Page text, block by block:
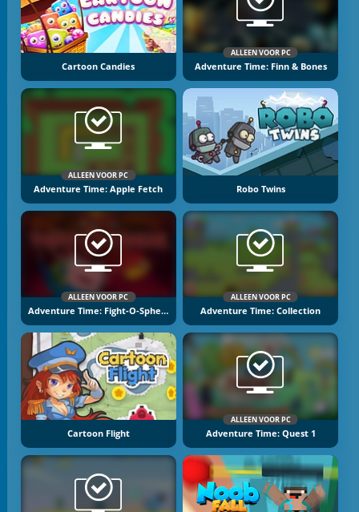
Cartoon Candies
ALLEEN VOOR PC
Adventure Time: Finn & Bones
ALLEEN VOOR PC
Adventure Time: Apple Fetch Robo Twins
ALLEEN VOOR PC
Adventure Time: Fight-O-Sphere
ALLEEN VOOR PC
Adventure Time: Collection
Cartoon Flight
ALLEEN VOOR PC
Adventure Time: Quest 1